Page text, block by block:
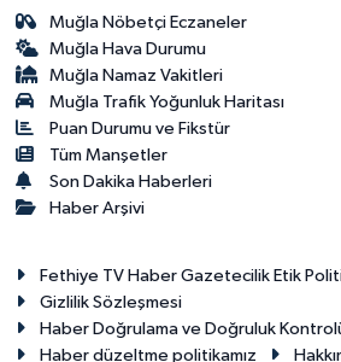
Muğla Nöbetçi Eczaneler
Muğla Hava Durumu
Muğla Namaz Vakitleri
Muğla Trafik Yoğunluk Haritası
Puan Durumu ve Fikstür
Tüm Manşetler
Son Dakika Haberleri
Haber Arşivi
Fethiye TV Haber Gazetecilik Etik
Gizlilik Sözleşmesi
Haber Doğrulama ve Doğruluk
Haber düzeltme politikamız